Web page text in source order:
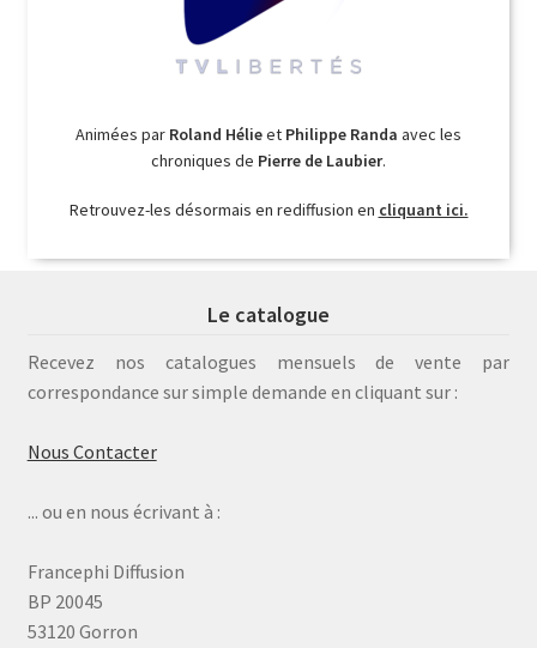
Animées par Roland Hélieet Philippe Randa avec les
chroniques de Pierre de Laubier.
Retrouvez-les désormais en rediffusion en cliquant ici.
Le catalogue
Recevez nos catalogues mensuels de vente par
correspondance sur simple demande en cliquant sur :
Nous Contacter
... ou en nous écrivant à :
Francephi Diffusion
BP 20045
53120 Gorron